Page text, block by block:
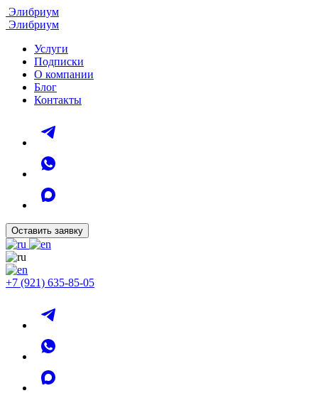
Элибриум
Элибриум
Услуги
Подписки
О компании
Блог
Контакты
Оставить заявку
+7 (921) 635-85-05